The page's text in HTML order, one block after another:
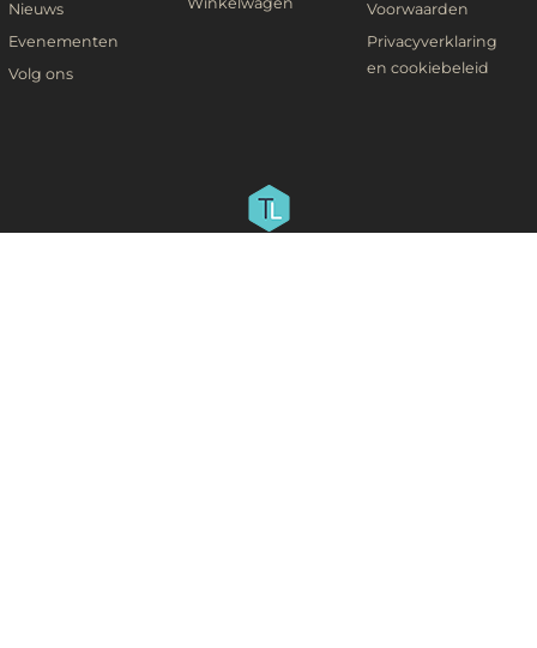
Nieuws
Evenementen
Volg ons
Voorwaarden
Privacyverklaring
en cookiebeleid